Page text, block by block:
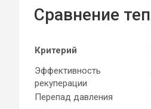
Сравнение
Критерий
Эффективность
рекуперации
Перепад давления